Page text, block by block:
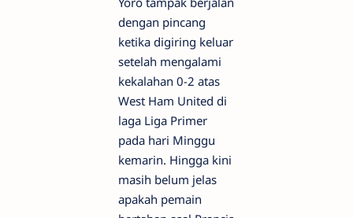
dengan pincang
ketika digiring keluar
setelah mengalami
kekalahan 0-2 atas
West Ham United di
laga Liga Primer
pada hari Minggu
kemarin. Hingga kini
masih belum jelas
apakah pemain